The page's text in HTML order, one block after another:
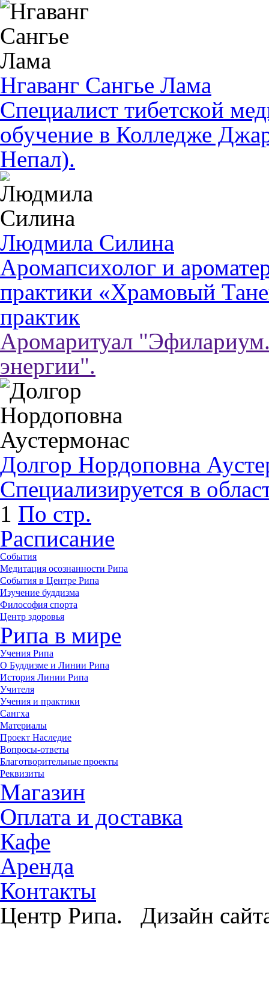
Нгаванг Сангье Лама
Специалист тибетской
обучение в Колледже
Непал).
Людмила Силина
Аромапсихолог и
практики «Храмовый
практик
Аромаритуал
энергии".
Долгор Нордоповна
Специализируется в
1 По стр.
Расписание
События
Медитация осознанности Рипа
События в Центре Рипа
Изучение буддизма
Философия спорта
Центр здоровья
Рипа в мире
Учения Рипа
О Буддизме и Линии Рипа
История Линии Рипа
Учителя
Учения и практики
Сангха
Материалы
Проект Наследие
Вопросы-ответы
Благотворительные проекты
Реквизиты
Магазин
Оплата и доставка
Кафе
Аренда
Контакты
Центр Рипа. Дизайн